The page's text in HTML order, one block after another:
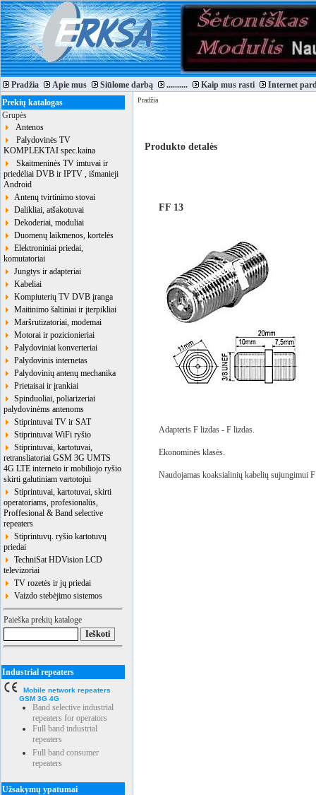
Pradžia Apie mus Siūlome darbą .......... Kaip mus rasti
Internet
Prekių katalogas
Grupės
Antenos
Palydovinės TV
KOMPLEKTAI spec.kaina
Skaitmeninės TV imtuvai ir
priedėliai DVB ir IPTV , išmanieji
Android
Antenų tvirtinimo stovai
Dalikliai, atšakotuvai
Dekoderiai, moduliai
Duomenų laikmenos, kortelės
Elektroniniai priedai,
komutatoriai
Jungtys ir adapteriai
Kabeliai
Kompiuterių TV DVB įranga
Maitinimo šaltiniai ir įterpikliai
Maršrutizatoriai, modemai
Motorai ir pozicionieriai
Palydoviniai konverteriai
Palydovinis internetas
Palydovinių antenų mechanika
Prietaisai ir įrankiai
Spinduoliai, poliarizeriai
palydovinėms antenoms
Stiprintuvai TV ir SAT
Stiprintuvai WiFi ryšio
Stiprintuvai, kartotuvai,
retransliatoriai GSM 3G UMTS
4G LTE interneto ir mobiliojo ryšio
skirti galutiniam vartotojui
Stiprintuvai, kartotuvai, skirti
operatoriams, profesionalūs,
Proffesional & Band selective
repeaters
Stiprintuvų. ryšio kartotuvų
priedai
TechniSat HDVision LCD
televizoriai
TV rozetės ir jų priedai
Vaizdo stebėjimo sistemos
Paieška prekių kataloge
Industrial repeaters
Mobile network repeaters
GSM 3G 4G
Band selective industrial
repeaters for operators
Full band industrial
repeaters
Full band consumer
repeaters
Užsakymų ypatumai
Pradžia
Produkto detalės
FF 13
Adapteris F lizdas - F lizdas.
Ekonominės klasės.
Naudojamas koaksialinių kabelių sujungimui